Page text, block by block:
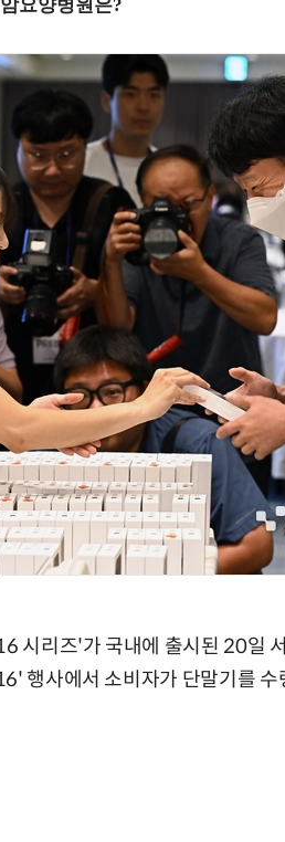
시리즈'가 국내에 출시된 20일
행사에서 소비자가 단말기를 수